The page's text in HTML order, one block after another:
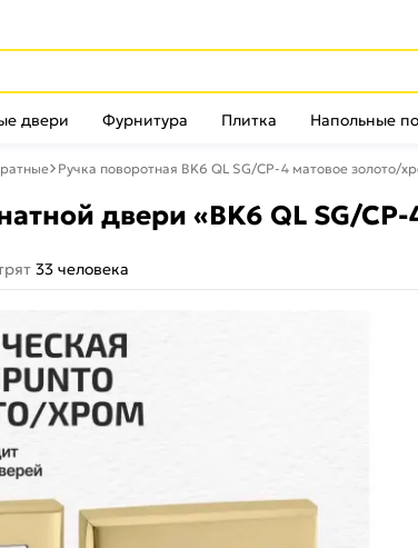
двери Фурнитура Плитка Напольные
Ручка поворотная BK6 QL SG/CP-4 матовое золото/
двери «BK6 QL SG/
33 человека